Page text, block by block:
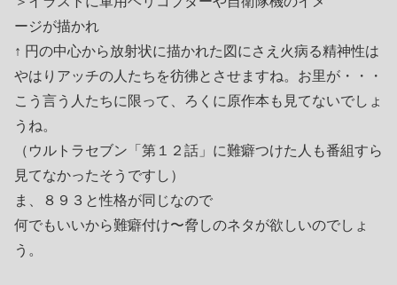
ージが描かれ
↑ 円の中心から放射状に描かれた図にさえ火病る精神性は
やはりアッチの人たちを彷彿とさせますね。お里が・・・
こう言う人たちに限って、ろくに原作本も見てないでしょ
うね。
（ウルトラセブン「第１２話」に難癖つけた人も番組すら
見てなかったそうですし）
ま、８９３と性格が同じなので
何でもいいから難癖付け〜脅しのネタが欲しいのでしょ
う。